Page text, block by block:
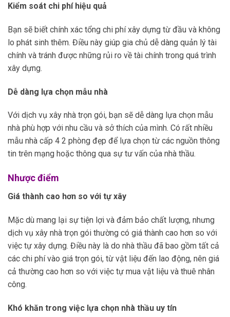
Kiểm soát chi phí hiệu quả
Bạn sẽ biết chính xác tổng chi phí xây dựng từ đầu và không
lo phát sinh thêm. Điều này giúp gia chủ dễ dàng quản lý tài
chính và tránh được những rủi ro về tài chính trong quá trình
xây dựng.
Dễ dàng lựa chọn mẫu nhà
Với dịch vụ xây nhà trọn gói, bạn sẽ dễ dàng lựa chọn mẫu
nhà phù hợp với nhu cầu và sở thích của mình. Có rất nhiều
mẫu nhà cấp 4 2 phòng đẹp để lựa chọn từ các nguồn thông
tin trên mạng hoặc thông qua sự tư vấn của nhà thầu.
Nhược điểm
Giá thành cao hơn so với tự xây
Mặc dù mang lại sự tiện lợi và đảm bảo chất lượng, nhưng
dịch vụ xây nhà trọn gói thường có giá thành cao hơn so với
việc tự xây dựng. Điều này là do nhà thầu đã bao gồm tất cả
các chi phí vào giá trọn gói, từ vật liệu đến lao động, nên giá
cả thường cao hơn so với việc tự mua vật liệu và thuê nhân
công.
Khó khăn trong việc lựa chọn nhà thầu uy tín